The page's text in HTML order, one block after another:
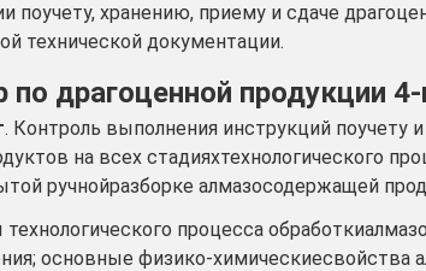
поучету, хранению, приему и сдаче
технической документации.
по драгоценной продукции
. Контроль выполнения инструкций поучету
на всех стадияхтехнологического
ручнойразборке алмазосодержащей
процесса
основные физико-химическиесвойства